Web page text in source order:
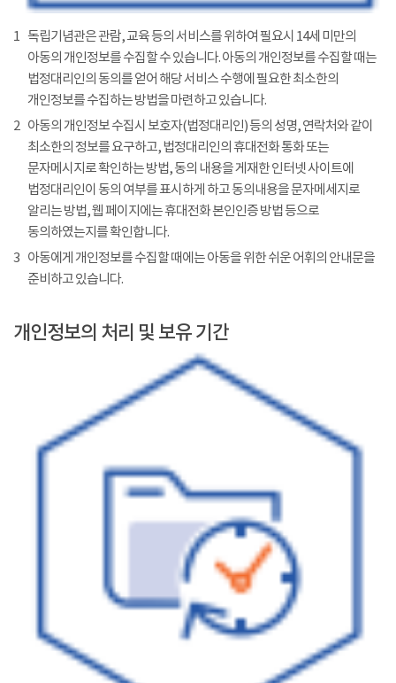
1 독립기념관은 관람, 교육 등의 서비스를 위하여 필요시 14세 미만의
아동의 개인정보를 수집할 수 있습니다. 아동의 개인정보를 수집할 때는
법정대리인의 동의를 얻어 해당 서비스 수행에 필요한 최소한의
개인정보를 수집하는 방법을 마련하고 있습니다.
2 아동의 개인정보 수집시 보호자(법정대리인) 등의 성명, 연락처와 같이
최소한의 정보를 요구하고, 법정대리인의 휴대전화 통화 또는
문자메시지로 확인하는 방법, 동의 내용을 게재한 인터넷 사이트에
법정대리인이 동의 여부를 표시하게 하고 동의내용을 문자메세지로
알리는 방법, 웹 페이지에는 휴대전화 본인인증 방법 등으로
동의하였는지를 확인합니다.
3 아동에게 개인정보를 수집할 때에는 아동을 위한 쉬운 어휘의 안내문을
준비하고 있습니다.
개인정보의 처리 및 보유 기간